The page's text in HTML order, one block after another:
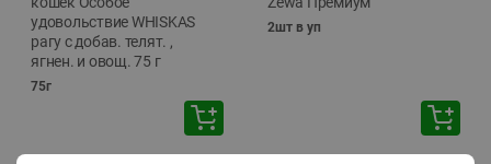
удовольствие WHISKAS
рагу с добав. телят. ,
ягнен. и овощ. 75 г
75г
2шт в уп